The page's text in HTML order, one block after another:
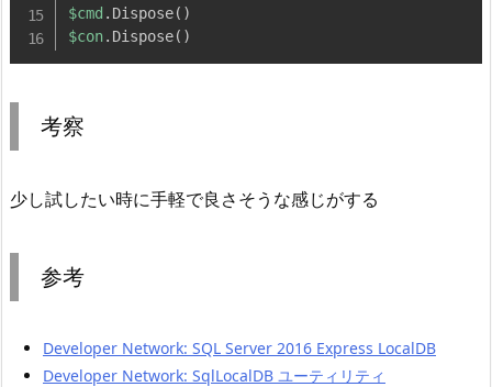
$cmd . Dispose( )
$con. Dispose( )
考察
少し試したい時に手軽で良さそうな感じがする
参考
Developer Network: SQL Server 2016 Express LocalDB
Developer Network: SqlLocalDB ユーティリティ